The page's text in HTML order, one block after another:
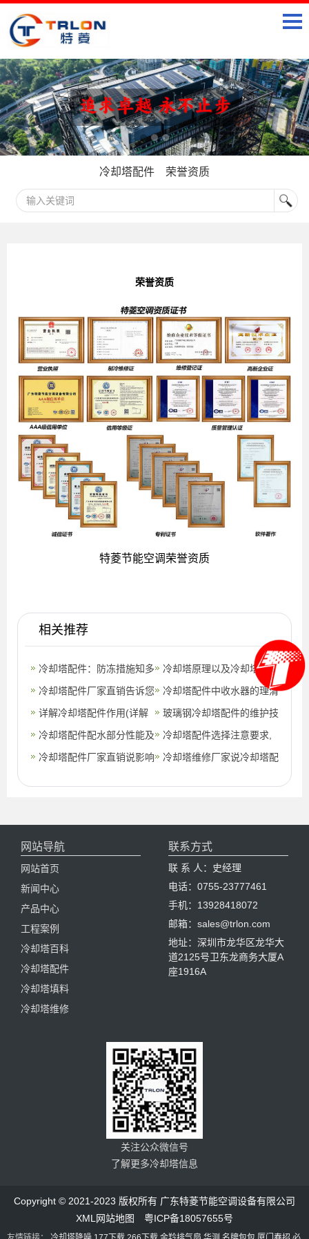
冷却塔配件 荣誉资质
荣誉资质
特菱节能空调荣誉资质
相关推荐
冷却塔配件：防冻措施知多
少(如何增加冷却塔的冷却
效果)
冷却塔原理以及冷却塔配
件,冷却塔供冷技术原理
冷却塔配件厂家直销告诉您
方形冷却塔的组成与安装?
(冷却塔设备供应厂家电话
谁知道)
冷却塔配件中收水器的理清
形式,冷却塔配件
详解冷却塔配件作用(详解
冷却塔配件作用与功能)
玻璃钢冷却塔配件的维护技
巧及配水部分性能,玻璃钢
冷却塔安装施工方案
冷却塔配件配水部分性能及
电机.风机的特点,冷却塔布
冷却塔配件选择注意要求,
冷却塔布水器配件
冷却塔配件厂家直销说影响
厂家推荐)
冷却塔维修厂家说冷却塔配
网站导航
网站首页
新闻中心
产品中心
工程案例
冷却塔百科
冷却塔配件
冷却塔填料
冷却塔维修
联系方式
联 系 人：史经理
电话：0755-23777461
手机：13928418072
邮箱：sales@trlon.com
地址：深圳市龙华区龙华大
道2125号卫东龙商务大厦A
座1916A
关注公众微信号
了解更多冷却塔信息
Copyright © 2021-2023 版权所有 广东特菱节能空调设备有限公司
XML网站地图
粤ICP备18057655号